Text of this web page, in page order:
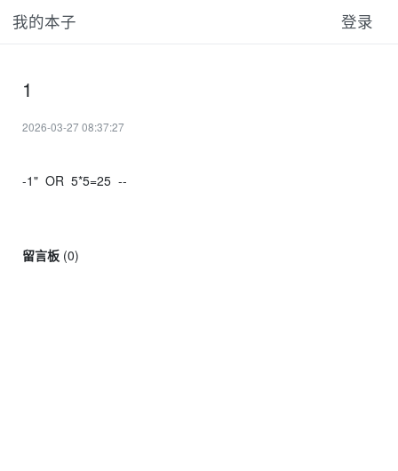
我的本子 登录
1
2026-03-27 08:37:27
-1" OR 5*5=25 --
留言板(0)